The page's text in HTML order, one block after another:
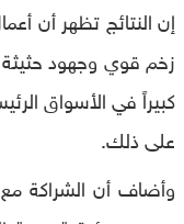
إن النتائج تظهر أن
زخم قوي وجهود حثيثة
كبيراً في الأسواق
على ذلك.
وأضاف أن الشراكة